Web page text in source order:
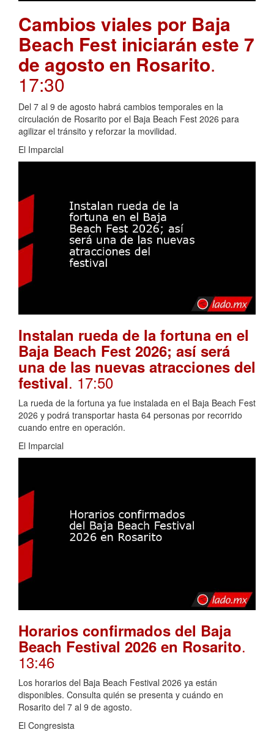
Cambios viales por Baja
Beach Fest iniciarán este 7
de agosto en Rosarito.
17:30
Del 7 al 9 de agosto habrá cambios temporales en la
circulación de Rosarito por el Baja Beach Fest 2026 para
agilizar el tránsito y reforzar la movilidad.
El Imparcial
Instalan rueda de la fortuna en el
Baja Beach Fest 2026; así será
una de las nuevas atracciones del
festival. 17:50
La rueda de la fortuna ya fue instalada en el Baja Beach Fest
2026 y podrá transportar hasta 64 personas por recorrido
cuando entre en operación.
El Imparcial
Horarios confirmados del Baja
Beach Festival 2026 en Rosarito.
13:46
Los horarios del Baja Beach Festival 2026 ya están
disponibles. Consulta quién se presenta y cuándo en
Rosarito del 7 al 9 de agosto.
El Congresista